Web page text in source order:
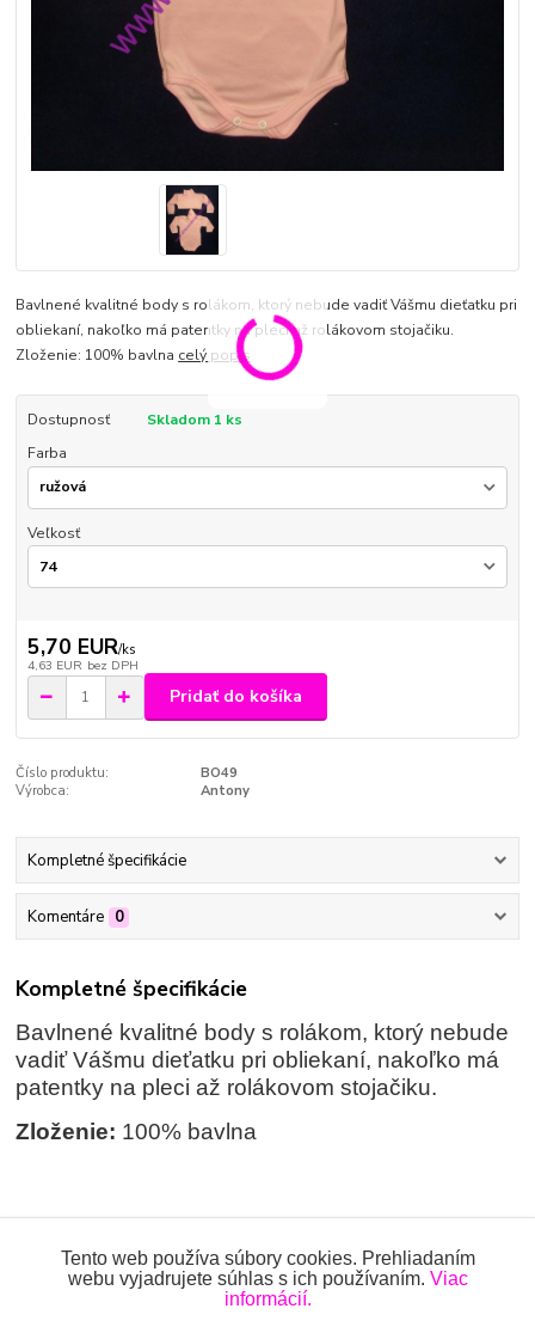
Bavlnené kvalitné body s rolákom, ktorý nebude vadiť Vášmu dieťatku pri
obliekaní, nakoľko má patentky na pleci až rolákovom stojačiku.
Zloženie: 100% bavlna celý popis
Dostupnosť
Skladom 1 ks
Farba
Veľkosť
5,70 EUR/ks
4,63 EUR bez DPH
Pridať do košíka
Číslo produktu:
BO49
Výrobca:
Antony
Kompletné špecifikácie
Komentáre 0
Kompletné špecifikácie
Bavlnené kvalitné body s rolákom, ktorý nebude
vadiť Vášmu dieťatku pri obliekaní, nakoľko má
patentky na pleci až rolákovom stojačiku.
Zloženie: 100% bavlna
BODY
Tento web používa súbory cookies. Prehliadaním
webu vyjadrujete súhlas s ich používaním. Viac
informácií.